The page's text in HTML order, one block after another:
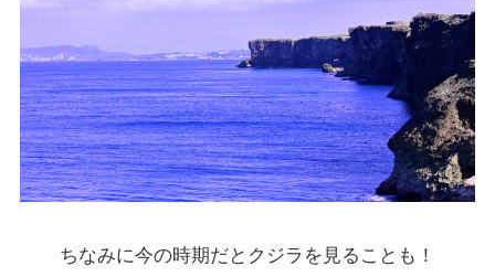
ちなみに今の時期だとクジラを見ることも！